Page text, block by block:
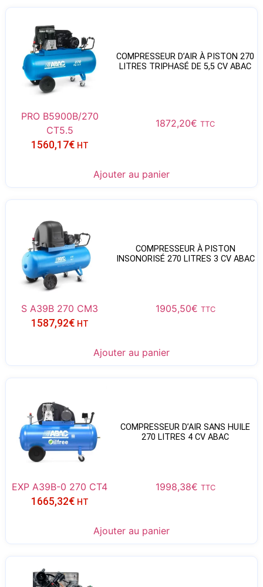
COMPRESSEUR D’AIR À PISTON 270
LITRES TRIPHASÉ DE 5,5 CV ABAC
PRO B5900B/270
CT5.5
1872,20€ TTC
1560,17€ HT
Ajouter au panier
COMPRESSEUR À PISTON
INSONORISÉ 270 LITRES 3 CV ABAC
S A39B 270 CM3 1905,50€ TTC
1587,92€ HT
Ajouter au panier
COMPRESSEUR D’AIR SANS HUILE
270 LITRES 4 CV ABAC
EXP A39B-0 270 CT4 1998,38€ TTC
1665,32€ HT
Ajouter au panier